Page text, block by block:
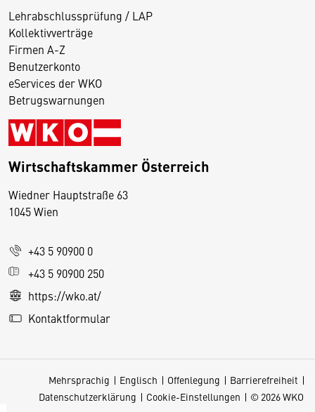
Lehrabschlussprüfung / LAP
Kollektivverträge
Firmen A-Z
Benutzerkonto
eServices der WKO
Betrugswarnungen
Wirtschaftskammer Österreich
Wiedner Hauptstraße 63
1045 Wien
+43 5 90900 0
+43 5 90900 250
https://wko.at/
Kontaktformular
Mehrsprachig Englisch Offenlegung
Barrierefreiheit
Datenschutzerklärung
Cookie-Einstellungen © 2026 WKO
D
s
e
S
e